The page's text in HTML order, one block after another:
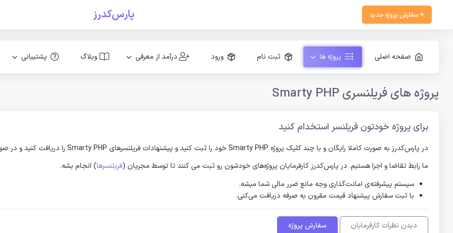
پارس‌کدرز سفارش پروژه جدید
صفحه اصلی پروژه ها ثبت نام ورود درآمد از معرفی وبلاگ پشتیبانی
پروژه های فریلنسری Smarty PHP
برای پروژه خودتون فریلنسر استخدام کنید
در پارس‌کدرز به صورت کاملا رایگان و با چند کلیک پروژه Smarty PHP خود را ثبت کنید و پیشنهادات فریلنسر‌های Smarty PHP را دریافت کنید و در صورت رضایت از حاصل کار، پرداخت را انجام دهید.
ما رابط تقاضا و اجرا هستیم. در پارس‌کدرز کارفرمایان پروژه‌های خودشون رو ثبت می کنند تا توسط مجریان (فریلنسرها) انجام بشه.
سیستم پیشرفته‌ی امانت‌گذاری وجه مانع ضرر مالی شما میشه.
با ثبت سفارش پیشنهاد قیمت مقرون به صرفه دریافت می‌کنی.
دیدن نظرات کارفرمایان سفارش پروژه